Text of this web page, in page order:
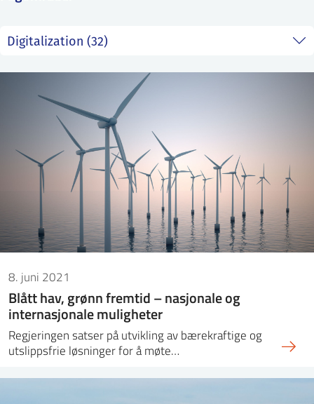
8. juni 2021
Blått hav, grønn fremtid – nasjonale og
internasjonale muligheter
Regjeringen satser på utvikling av bærekraftige og
utslippsfrie løsninger for å møte…